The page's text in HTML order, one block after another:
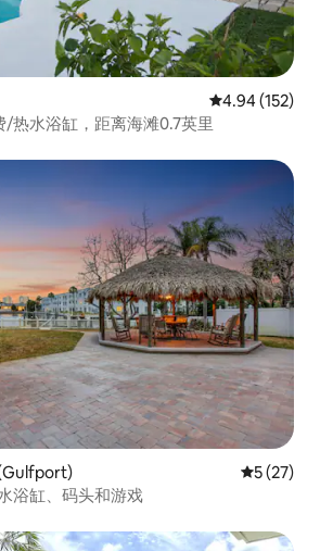
平均评分 4.94
4.94 (152)
热水浴缸，距离海滩0.7英里
平均评分
5 (27)
浴缸、码头和游戏